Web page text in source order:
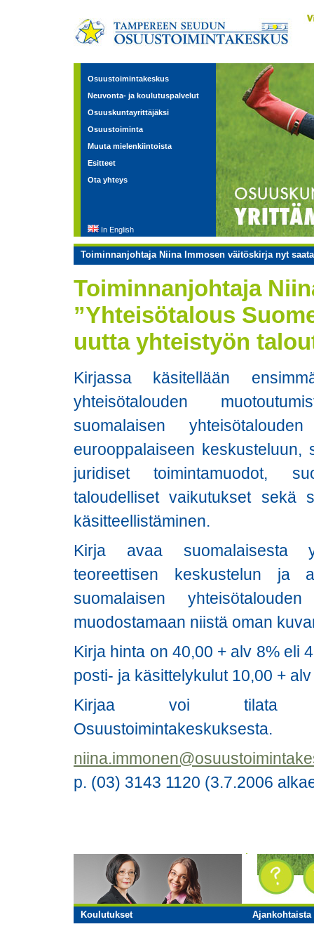
Osuustoimintakeskus
Neuvonta- ja koulutuspalvelut
Osuuskuntayrittäjäksi
Osuustoiminta
Muuta mielenkiintoista
Esitteet
Ota yhteys
In English
Toiminnanjohtaja Niina Immosen väitöskirja nyt
Toiminnanjohtaja
”Yhteisötalous
uutta yhteistyön
Kirjassa käsitellään
yhteisötalouden
suomalaisen
eurooppalaiseen keskusteluun,
juridiset toimintamuodot,
taloudelliset vaikutukset sekä
käsitteellistäminen.
Kirja avaa suomalaisesta
teoreettisen keskustelun ja
suomalaisen
muodostamaan niistä oman
Kirja hinta on 40,00 + alv 8% eli
posti- ja käsittelykulut 10,00 +
Kirjaa voi tilata
Osuustoimintakeskuksesta.
p. (03) 3143 1120 (3.7.2006
Koulutukset Ajankohtaista